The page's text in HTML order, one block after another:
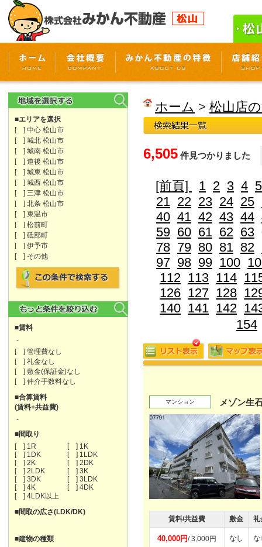
■エリアを選択
[ ] 中心 松山市
[ ] 城北 松山市
[ ] 城南 松山市
[ ] 道後 松山市
[ ] 城東 松山市
[ ] 城西 松山市
[ ] 三津 松山市
[ ] 北条 松山市
[ ] 東温市
[ ] 松前町
[ ] 砥部町
[ ] 伊予市
[ ] その他
■賃料
-
[ ] 管理費なし
[ ] 礼金なし
[ ] 敷金(保証金)なし
[ ] 仲介手数料なし
■合算賃料
(賃料+共益費)
-
■間取り
[ ] 1R
[ ] 1K
[ ] 1DK
[ ] 1LDK
[ ] 2K
[ ] 2DK
[ ] 2LDK
[ ] 3K
[ ] 3DK
[ ] 3LDK
[ ] 4K
[ ] 4DK
[ ] 4LDK以上
■間取の広さ(LDK/DK)
■建物の種類
ホーム > 松山店
6,505 件見つかりました
[前頁] 1 2 3 4 5
21 22 23 24 25
40 41 42 43 44
59 60 61 62 63
78 79 80 81 82
97 98 99 100
112 113 114
126 127 128
140 141 142
154
マンション メゾン生
賃料/共益費 敷金 礼
40,000円/ 3,000円 なし な